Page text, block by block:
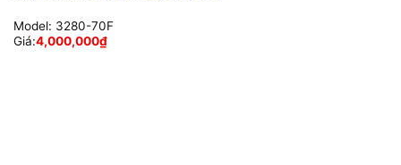
Model: 3280-70F
Giá:4,000,000₫